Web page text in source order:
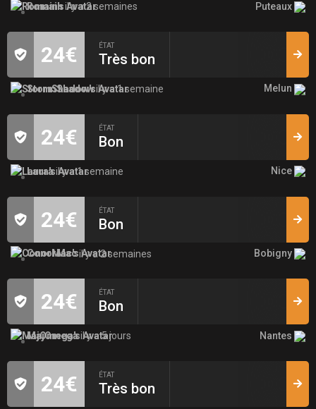
Romainil y a 2 semaines Puteaux
24€ ÉTAT
Très bon
StormShadowil y a 1 semaine Melun
24€ ÉTAT
Bon
Laurail y a 1 semaine Nice
24€ ÉTAT
Bon
ConorMacil y a 2 semaines Bobigny
24€ ÉTAT
Bon
MajOmegail y a 5 jours Nantes
24€ ÉTAT
Très bon